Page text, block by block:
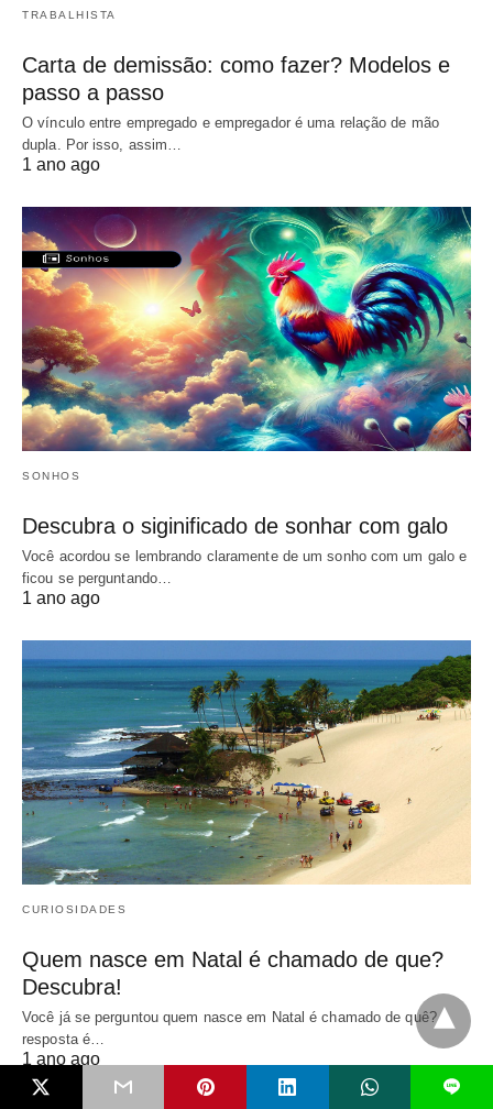
TRABALHISTA
Carta de demissão: como fazer? Modelos e
passo a passo
O vínculo entre empregado e empregador é uma relação de mão
dupla. Por isso, assim…
1 ano ago
SONHOS
Descubra o siginificado de sonhar com galo
Você acordou se lembrando claramente de um sonho com um galo e
ficou se perguntando…
1 ano ago
CURIOSIDADES
Quem nasce em Natal é chamado de que?
Descubra!
Você já se perguntou quem nasce em Natal é chamado de quê? A
resposta é…
1 ano ago
L